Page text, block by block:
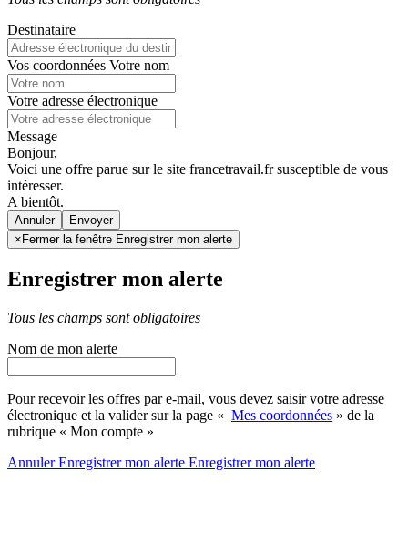
Destinataire
Vos coordonnées Votre nom
Votre adresse électronique
Message
Bonjour,
Voici une offre parue sur le site francetravail.fr susceptible de vous
intéresser.
A bientôt.
Annuler
× Fermer la fenêtre Enregistrer mon alerte
Enregistrer mon alerte
Tous les champs sont obligatoires
Nom de mon alerte
Pour recevoir les offres par e-mail, vous devez saisir votre adresse
électronique et la valider sur la page « Mes coordonnées » de la
rubrique « Mon compte »
AnnulerEnregistrer mon alerte Enregistrermon alerte